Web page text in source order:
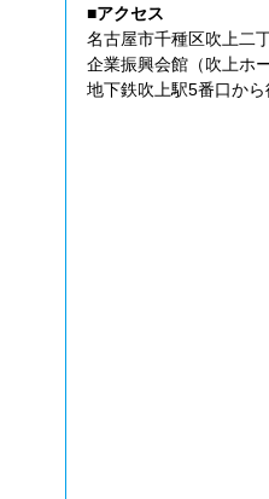
■アクセス
名古屋市千種区吹上二
企業振興会館（吹上ホ
地下鉄吹上駅5番口か